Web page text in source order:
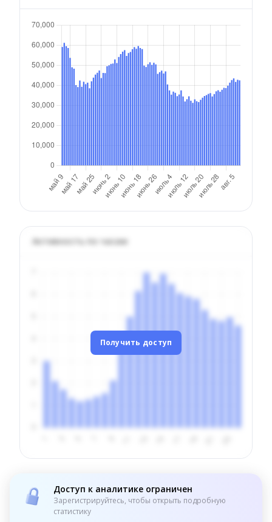
Активность по часам
Получить доступ
Доступ к аналитике ограничен
Зарегистрируйтесь, чтобы открыть подробную
статистику